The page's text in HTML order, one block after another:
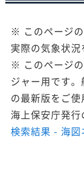
※ このページの
実際の気象状況
※ このページ
ジャー用です
の最新版をご使
海上保安庁発
検索結果 - 海図